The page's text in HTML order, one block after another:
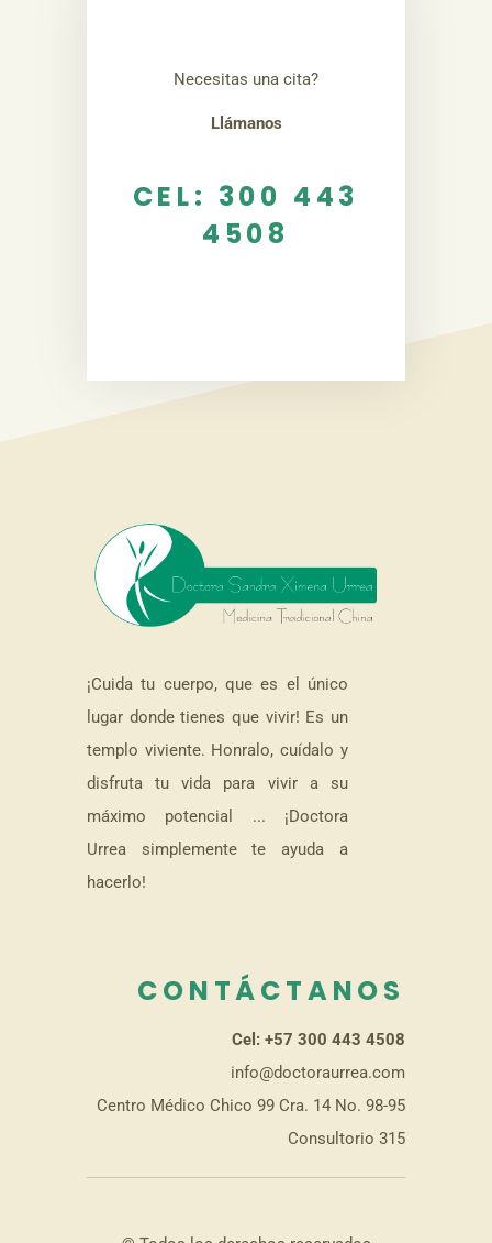
Necesitas una cita?
Llámanos
CEL: 300 443
4508
¡Cuida tu cuerpo, que es el único
lugar donde tienes que vivir! Es un
templo viviente. Honralo, cuídalo y
disfruta tu vida para vivir a su
máximo potencial ... ¡Doctora
Urrea simplemente te ayuda a
hacerlo!
CONTÁCTANOS
Cel: +57 300 443 4508
info@doctoraurrea.com
Centro Médico Chico 99 Cra. 14 No. 98-95
Consultorio 315